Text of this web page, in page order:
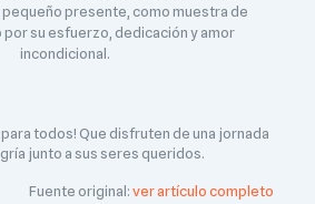
pequeño presente, como muestra de
su esfuerzo, dedicación y amor
incondicional.
para todos! Que disfruten de una jornada
junto a sus seres queridos.
Fuente original:ver artículo completo